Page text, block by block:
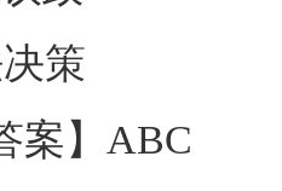
策
】ABC